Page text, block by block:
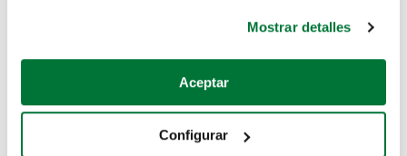
Si lo permite, también quisiéramos:
Recopilar información sobre su ubicación geográfica
Identificar su dispositivo analizándolo activamente
Mostrar detalles
Aceptar
Configurar
Coches de segunda mano
Coches de km0